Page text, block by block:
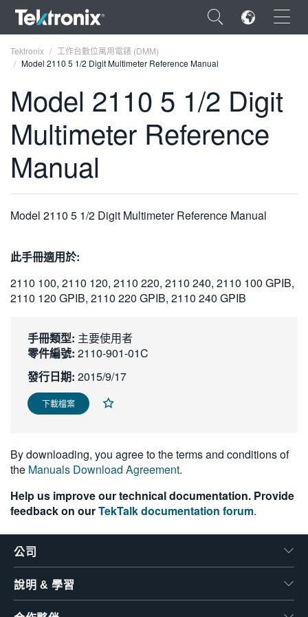
×
ENGLISH
FRANÇAIS
VIỆT NAM
한국어
Tektronix
工作台數位萬用電錶 (DMM)
Model 2110 5 1/2 Digit Multimeter Reference Manual
Model 2110 5 1/2 Digit
Multimeter Reference
Manual
Model 2110 5 1/2 Digit Multimeter Reference Manual
此手冊適用於:
2110 100, 2110 120, 2110 220, 2110 240, 2110 100 GPIB,
2110 120 GPIB, 2110 220 GPIB, 2110 240 GPIB
手冊類型: 主要使用者
零件編號: 2110-901-01C
發行日期: 2015/9/17
下載檔案
By downloading, you agree to the terms and conditions of
the Manuals Download Agreement.
Help us improve our technical documentation. Provide
feedback on ourTekTalk documentation forum.
公司
說明 & 學習